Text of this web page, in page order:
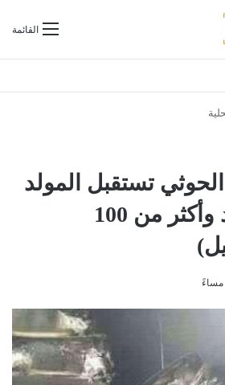
القائمةبحث عن
تستقبل المولد
بإحراق مسجد وأكثر من 100